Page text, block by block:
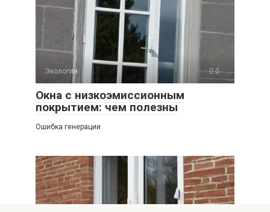
Экология 0
Окна с низкоэмиссионным
покрытием: чем полезны
Ошибка генерации